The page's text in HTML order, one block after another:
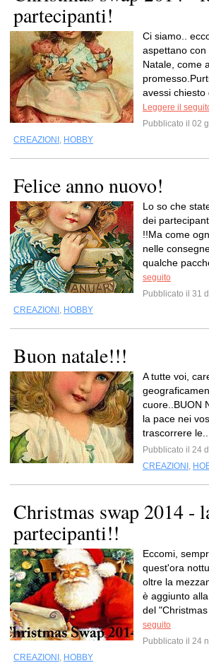
partecipanti!
Ci siamo..
aspettano
Natale, come
avessi chiesto
Leggere il
Pubblicato il 02
CREAZIONI , HOBBY
Felice anno nuovo!
Lo so che
dei
!!Ma come
nelle
qualche
seguito
Pubblicato il 31
CREAZIONI , HOBBY
Buon natale!!!
A tutte voi,
cuore..BUON
la pace nei
trascorrere le...
Pubblicato il 24
CREAZIONI ,
Christmas swap 2014 -
partecipanti!!
Eccomi,
quest'ora
oltre la
è aggiunto
del "Christmas
seguito
Pubblicato il 24
CREAZIONI , HOBBY